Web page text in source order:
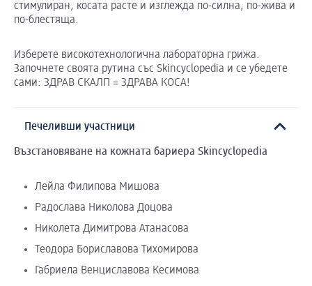
стимулиран, косата расте и изглежда по-силна, по-жива и
по-блестяща.
Изберете високотехнологична лабораторна грижа.
Започнете своята рутина със Skincyclopedia и се убедете
сами: ЗДРАВ СКАЛП = ЗДРАВА КОСА!
Печеливши участници
Възстановяване на кожната бариера Skincyclopedia
Лейла Филипова Мишова
Радослава Николова Доцова
Николета Димитрова Атанасова
Теодора Бориславова Тихомирова
Габриела Венциславова Кесимова